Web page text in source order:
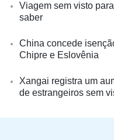
Viagem sem visto
saber
China concede
Chipre e Eslovênia
Xangai registra um
de estrangeiros sem